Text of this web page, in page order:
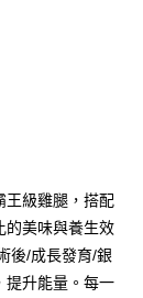
業銀行
王級雞腿，搭配
的美味與養生效
後/成長發育/銀
提升能量。每一